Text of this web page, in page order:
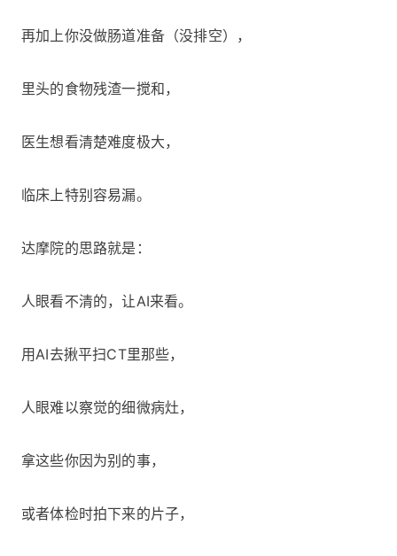
再加上你没做肠道准备（没排空），
里头的食物残渣一搅和，
医生想看清楚难度极大，
临床上特别容易漏。
达摩院的思路就是：
人眼看不清的，让AI来看。
用AI去揪平扫CT里那些，
人眼难以察觉的细微病灶，
拿这些你因为别的事，
或者体检时拍下来的片子，